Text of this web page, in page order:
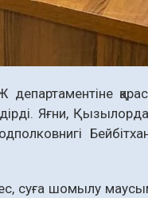
департаментіне
Яғни,
суға шомылу